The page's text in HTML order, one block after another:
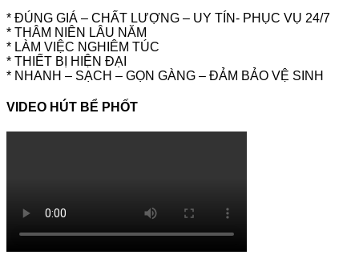
* ĐÚNG GIÁ – CHẤT LƯỢNG – UY TÍN- PHỤC VỤ 24/7
* THÂM NIÊN LÂU NĂM
* LÀM VIỆC NGHIÊM TÚC
* THIẾT BỊ HIỆN ĐẠI
* NHANH – SẠCH – GỌN GÀNG – ĐẢM BẢO VỆ SINH
VIDEO HÚT BỂ PHỐT